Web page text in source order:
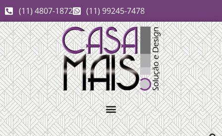
(11) 4807-1872 (11) 99245-7478